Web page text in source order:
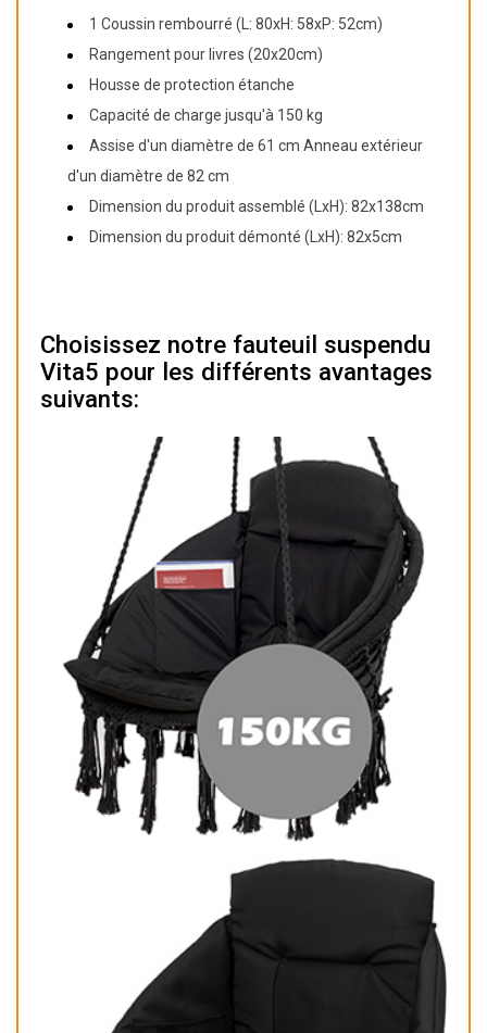
1 Coussin rembourré (L: 80xH: 58xP: 52cm)
Rangement pour livres (20x20cm)
Housse de protection étanche
Capacité de charge jusqu'à 150 kg
Assise d'un diamètre de 61 cm Anneau extérieur
d'un diamètre de 82 cm
Dimension du produit assemblé (LxH): 82x138cm
Dimension du produit démonté (LxH): 82x5cm
Choisissez notre fauteuil suspendu
Vita5 pour les différents avantages
suivants: